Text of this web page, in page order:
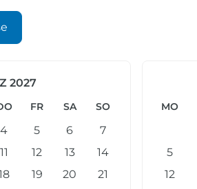
2027
FR SA SO
4 5 6
7
11 12 13
14
19 20
21
MO
5
12